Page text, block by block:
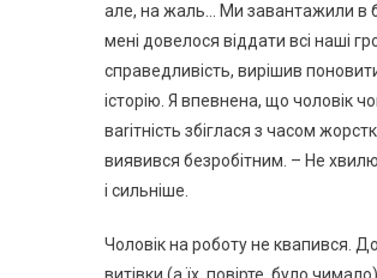
але, на жаль… Ми завантажили в
мені довелося віддати всі наші
справедливість, вирішив
історію. Я впевнена, що чоловік
ваrітність збіглася з часом
виявився безробітним. – Не
і сильніше.
Чоловік на роботу не квапився.